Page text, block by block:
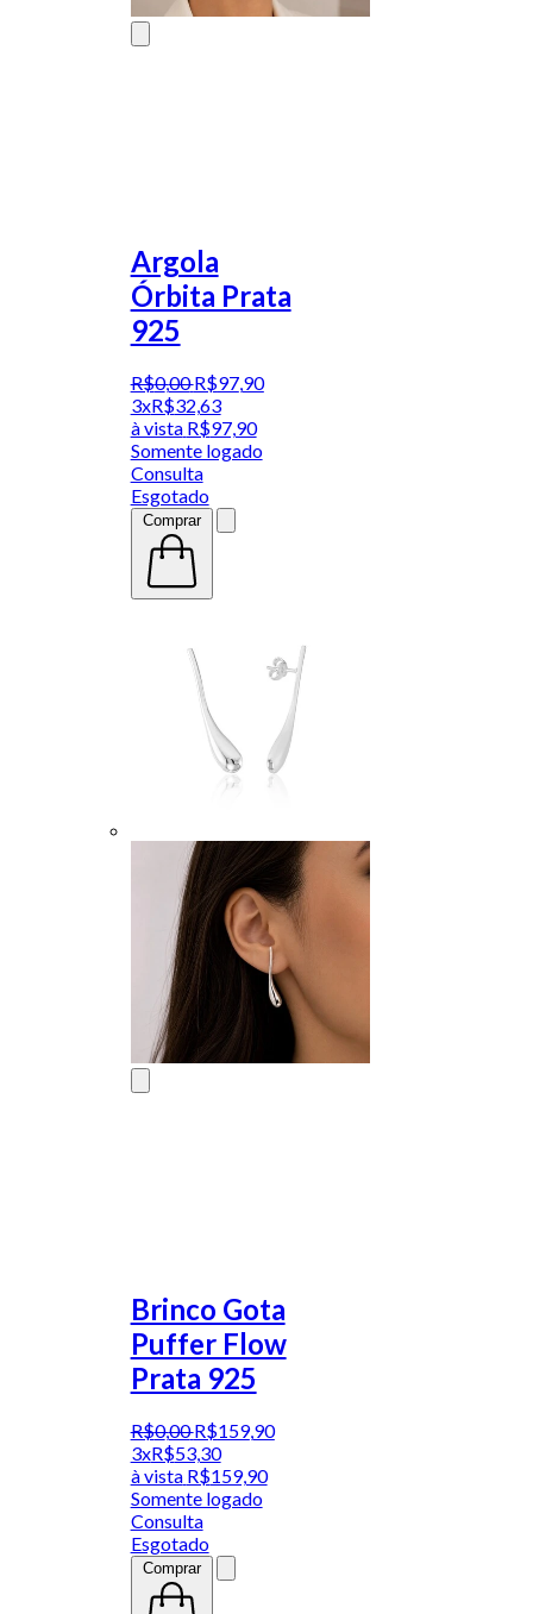
Argola
Órbita Prata
925
R$0,00R$97,90
3xR$32,63
à vista R$97,90
Somente logado
Consulta
Esgotado
Comprar
Brinco Gota
Puffer Flow
Prata 925
R$0,00R$159,90
3xR$53,30
à vista R$159,90
Somente logado
Consulta
Esgotado
Comprar